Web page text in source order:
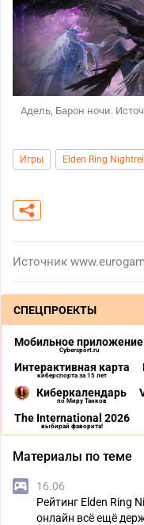
Адель, Барон ночи.
Игры Elden Ring
Источник
СПЕЦПРОЕКТЫ
Мобильное приложение
Cybersport.ru
Интерактивная карта
киберспорта за 15 лет
Киберкалендарь
по Миру Танков
The International 2026
выбирай фаворита!
Материалы по теме
16.06
Рейтинг Elden Ring
онлайн всё ещё